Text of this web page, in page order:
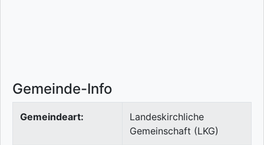
Gemeinde-Info
Gemeindeart:
Landeskirchliche
Gemeinschaft (LKG)